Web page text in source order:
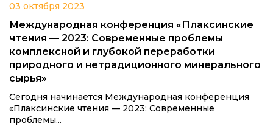
03 октября 2023
Международная конференция «Плаксинские
чтения — 2023: Современные проблемы
комплексной и глубокой переработки
природного и нетрадиционного минерального
сырья»
Сегодня начинается Международная конференция
«Плаксинские чтения — 2023: Современные
проблемы...